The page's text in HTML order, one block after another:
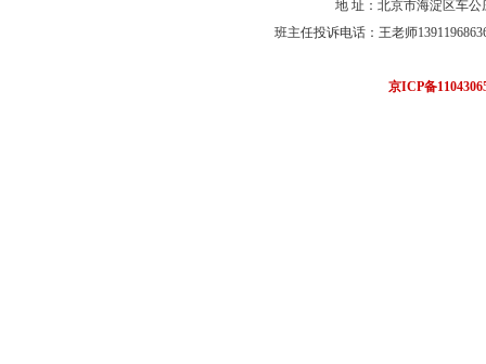
地 址：北京市海淀区车
班主任投诉电话：王老师
京ICP备